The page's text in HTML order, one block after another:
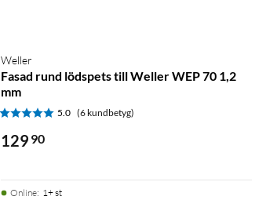
Weller
Fasad rund lödspets till Weller WEP 70 1,2
mm
5.0 (6 kundbetyg)
129 90
Online: 1+ st